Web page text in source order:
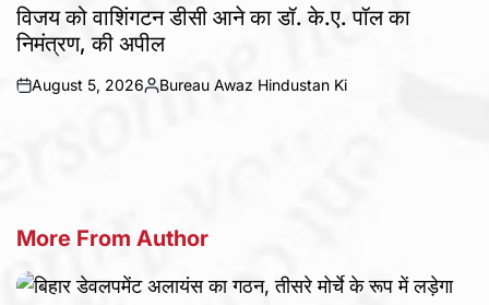
IN
विजय को वाशिंगटन डीसी आने का डॉ. के.ए. पॉल का
निमंत्रण, की अपील
on
August 5, 2026
Posted
Bureau Awaz Hindustan Ki
More From Author